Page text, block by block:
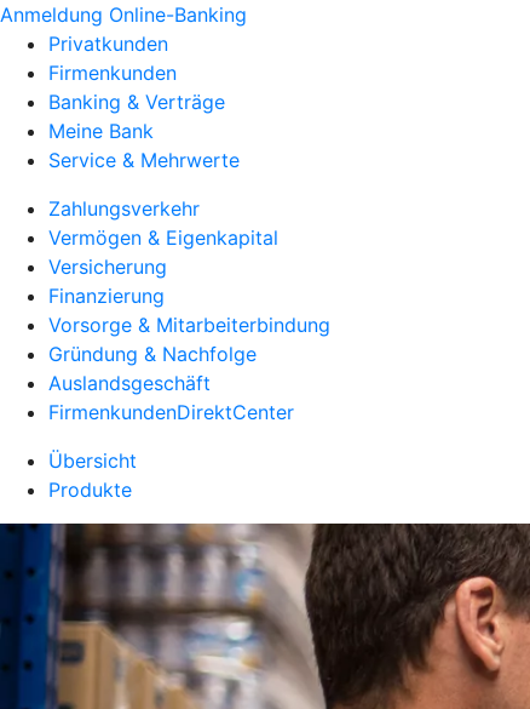
Anmeldung Online-Banking
Privatkunden
Firmenkunden
Banking & Verträge
Meine Bank
Service & Mehrwerte
Zahlungsverkehr
Vermögen & Eigenkapital
Versicherung
Finanzierung
Vorsorge & Mitarbeiterbindung
Gründung & Nachfolge
Auslandsgeschäft
FirmenkundenDirektCenter
Übersicht
Produkte